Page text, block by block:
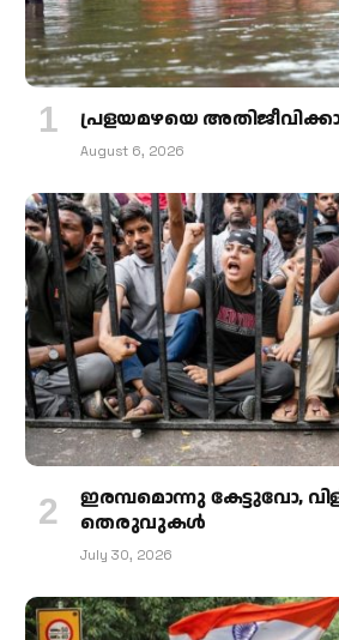
പ്രളയമഴയെ
August 6, 2026
ഇരമ്പമൊന്നു കേട്ടുവോ,
തെരുവുകള്‍
July 30, 2026